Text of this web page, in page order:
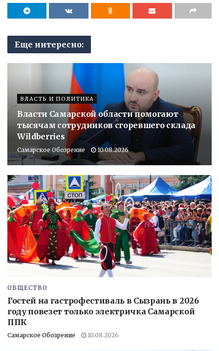
Еще интересно:
ВЛАСТЬ И ПОЛИТИКА
Власти Самарской области помогают
тысячам сотрудников сгоревшего склада
Wildberries
Самарское Обозрение 10.08.2026
ОБЩЕСТВО
Гостей на гастрофестиваль в Сызрань в 2026
году повезет только электричка Самарской
ППК
Самарское Обозрение 10.08.2026